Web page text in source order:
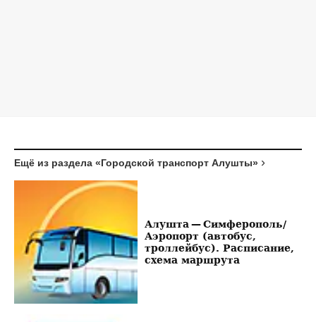
Ещё из раздела «Городской транспорт Алушты»
Алушта — Симферополь/
Аэропорт (автобус,
троллейбус). Расписание,
схема маршрута